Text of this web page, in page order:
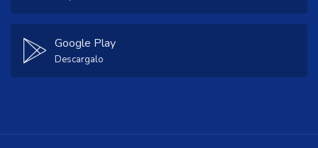
Google Play
Descargalo